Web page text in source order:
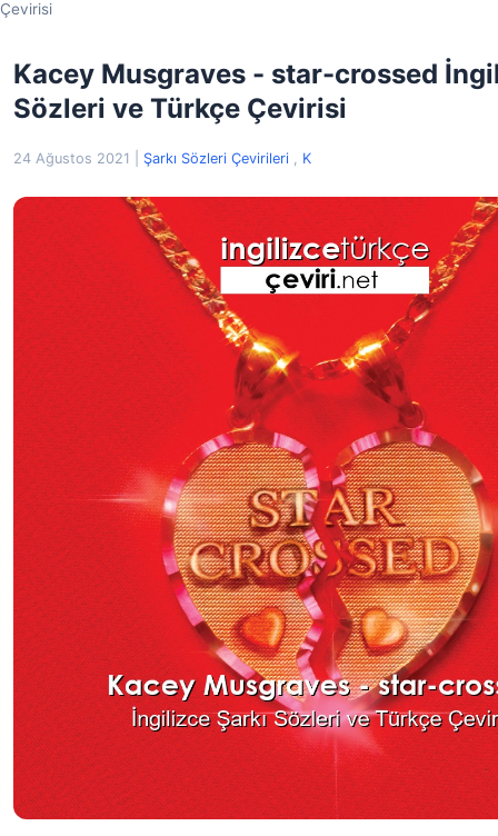
Çevirisi
Kacey Musgraves - star-crossed
Sözleri ve Türkçe Çevirisi
24 Ağustos 2021 Şarkı Sözleri Çevirileri , K